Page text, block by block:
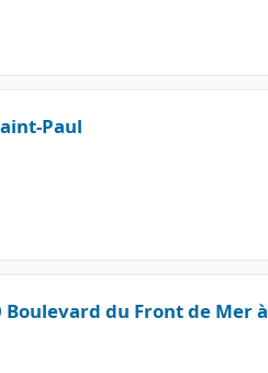
Paul
du Front de Mer à